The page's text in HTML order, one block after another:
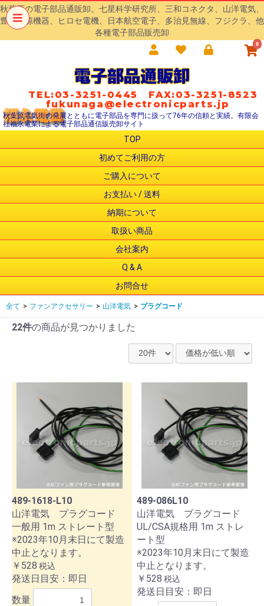
秋葉原の電子部品通販卸。七星科学研究所、三和コネクタ、山洋電気、
豊澄電源機器、ヒロセ電機、日本航空電子、多治見無線、フジクラ、他
各種電子部品販売卸
0
電子部品通販卸
TEL:03-3251-0445 FAX:03-3251-8523
fukunaga@electronicparts.jp
秋葉原電気街の発展とともに電子部品を専門に扱って76年の信頼と実績。有限会
社福永電業による電子部品通信販売卸サイト
TOP
初めてご利用の方
ご購入について
お支払い / 送料
納期について
取扱い商品
会社案内
Q & A
お問合せ
全て > ファンアクセサリー > 山洋電気 > プラグコード
22件の商品が見つかりました
489-1618-L10
山洋電気 プラグコード
一般用 1m ストレート型
※2023年10月末日にて製造
中止となります。
￥528 税込
発送日目安：即日
数量
489-086L10
山洋電気 プラグコード
UL/CSA規格用 1m ストレ
ート型
※2023年10月末日にて製造
中止となります。
￥528 税込
発送日目安：即日